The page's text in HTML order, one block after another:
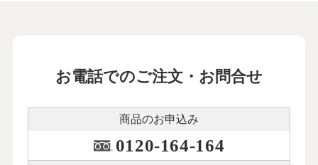
お電話でのご注文・お問合せ
商品のお申込み
0120-164-164